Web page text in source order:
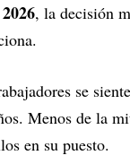
2026, la decisión
se
Menos de la
en su puesto.